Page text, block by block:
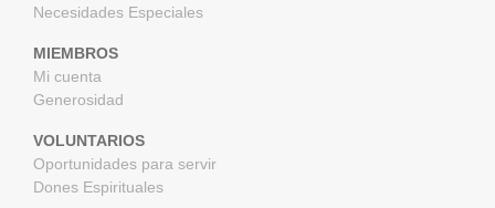
Necesidades Especiales
MIEMBROS
Mi cuenta
Generosidad
VOLUNTARIOS
Oportunidades para servir
Dones Espirituales